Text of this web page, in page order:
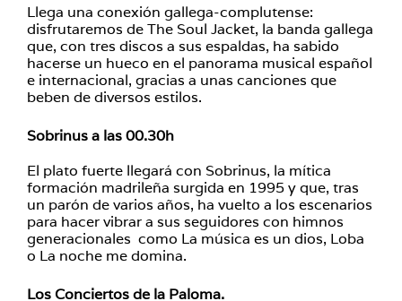
Llega una conexión gallega-complutense:
disfrutaremos de The Soul Jacket, la banda gallega
que, con tres discos a sus espaldas, ha sabido
hacerse un hueco en el panorama musical español
e internacional, gracias a unas canciones que
beben de diversos estilos.
Sobrinusa las 00.30h
El plato fuerte llegará con Sobrinus, la mítica
formación madrileña surgida en 1995 y que, tras
un parón de varios años, ha vuelto a los escenarios
para hacer vibrar a sus seguidores con himnos
generacionales como La música es un dios, Loba
o La noche me domina.
Los Conciertos de la Paloma.